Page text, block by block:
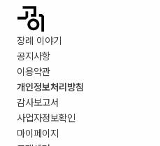
장례 이야기
공지사항
이용약관
개인정보처리방침
감사보고서
사업자정보확인
마이페이지